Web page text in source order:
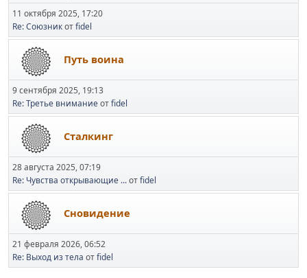
11 октября 2025, 17:20
Re: Союзникотfidel
Путь воина
9 сентября 2025, 19:13
Re: Третье вниманиеотfidel
Сталкинг
28 августа 2025, 07:19
Re: Чувства открывающие ...отfidel
Сновидение
21 февраля 2026, 06:52
Re: Выход из тела отfidel